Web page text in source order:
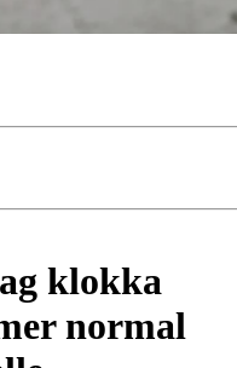
klokka
normal